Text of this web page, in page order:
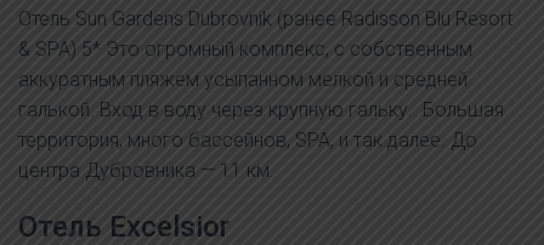
Отель Sun Gardens Dubrovnik (ранее Radisson Blu Resort
& SPA) 5* Это огромный комплекс, с собственным
аккуратным пляжем усыпанном мелкой и средней
галькой. Вход в воду через крупную гальку. Большая
территория, много бассейнов, SPA, и так далее. До
центра Дубровника — 11 км.
Отель Excelsior